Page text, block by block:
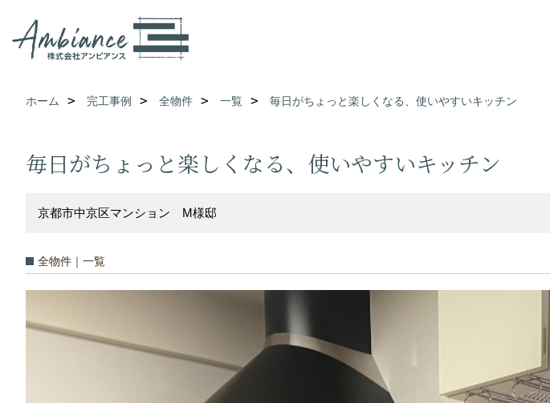
ホーム 完工事例 全物件 一覧 毎日がちょっと楽しくなる、使いやすいキッチン
毎日がちょっと楽しくなる、使いやすいキッチン
京都市中京区マンション M様邸
全物件｜一覧